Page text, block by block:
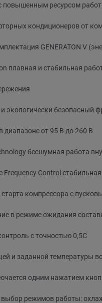
ресурсом
кондиционеров от
GENERATON V
плавная и стабильная
экологически безопасный
диапазоне от 95 В до 260 В
бесшумная работа
Frequency Control
старта компрессора с
в режиме ожидания
с точностью 0,5C
и заданной температуры
одним нажатием
режимов работы: